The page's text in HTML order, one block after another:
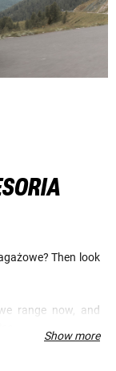
Then look
range now, and
Show more